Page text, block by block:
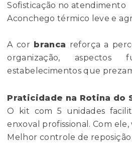
Sofisticação no atendimento
Aconchego térmico leve e
A cor branca reforça a
organização, aspectos
estabelecimentos que
Praticidade na Rotina do
O kit com 5 unidades
enxoval profissional. Com ele,
Melhor controle de reposição